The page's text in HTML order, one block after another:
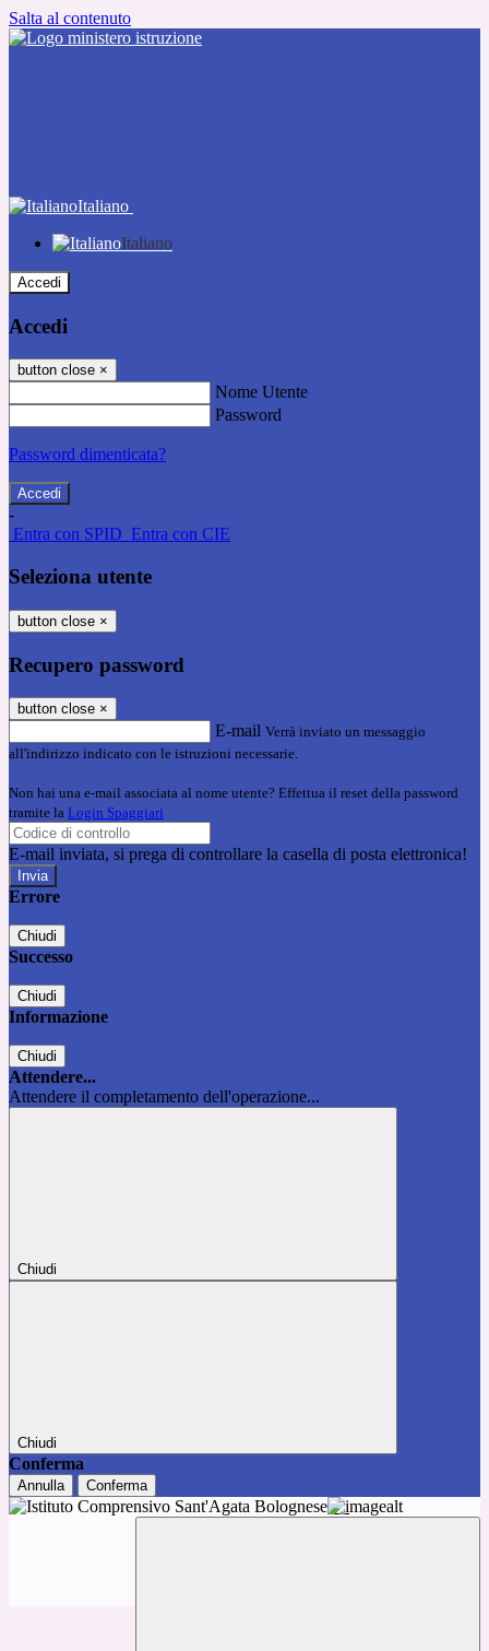
Salta al contenuto
Italiano
Italiano
Accedi
Accedi
button close ×
Nome Utente
Password
Password dimenticata?
-
Entra con SPID Entra con CIE
Seleziona utente
button close ×
Recupero password
button close ×
E-mail Verrà inviato un messaggio
all'indirizzo indicato con le istruzioni necessarie.
Non hai una e-mail associata al nome utente? Effettua il reset della password
tramite la Login Spaggiari
E-mail inviata, si prega di controllare la casella di posta elettronica!
Errore
Chiudi
Successo
Chiudi
Informazione
Chiudi
Attendere...
Attendere il completamento dell'operazione...
Chiudi
Chiudi
Conferma
Annulla Conferma